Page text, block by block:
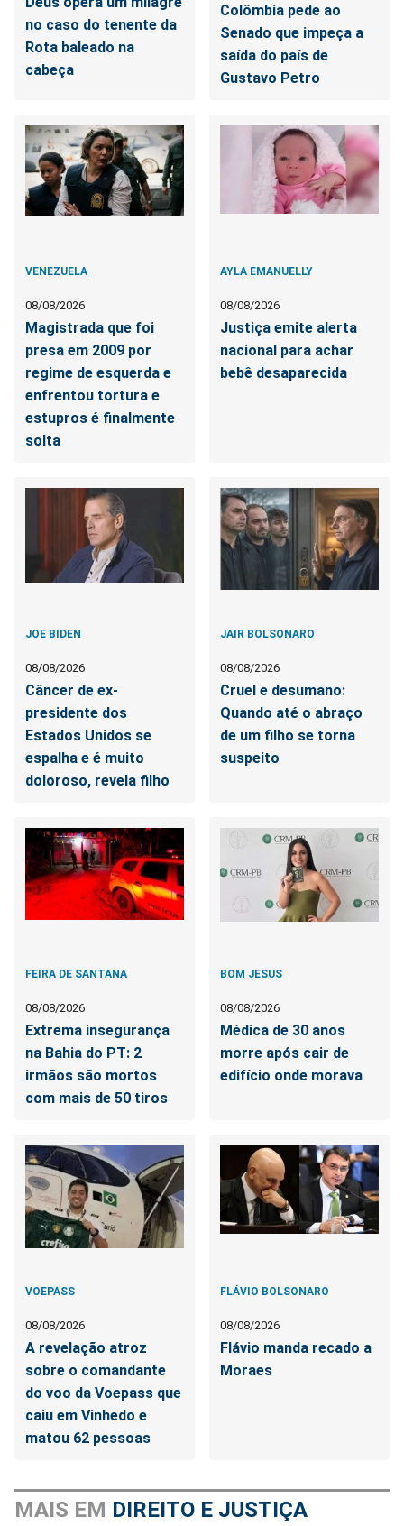
no caso do tenente da
Rota baleado na
cabeça
Colômbia pede ao
Senado que impeça a
saída do país de
Gustavo Petro
VENEZUELA
08/08/2026
Magistrada que foi
presa em 2009 por
regime de esquerda e
enfrentou tortura e
estupros é finalmente
solta
AYLA EMANUELLY
08/08/2026
Justiça emite alerta
nacional para achar
bebê desaparecida
JOE BIDEN
08/08/2026
Câncer de ex-
presidente dos
Estados Unidos se
espalha e é muito
doloroso, revela filho
JAIR BOLSONARO
08/08/2026
Cruel e desumano:
Quando até o abraço
de um filho se torna
suspeito
FEIRA DE SANTANA
08/08/2026
Extrema insegurança
na Bahia do PT: 2
irmãos são mortos
com mais de 50 tiros
BOM JESUS
08/08/2026
Médica de 30 anos
morre após cair de
edifício onde morava
VOEPASS
08/08/2026
A revelação atroz
sobre o comandante
do voo da Voepass que
caiu em Vinhedo e
matou 62 pessoas
FLÁVIO BOLSONARO
08/08/2026
Flávio manda recado a
Moraes
MAIS EM DIREITO E JUSTIÇA